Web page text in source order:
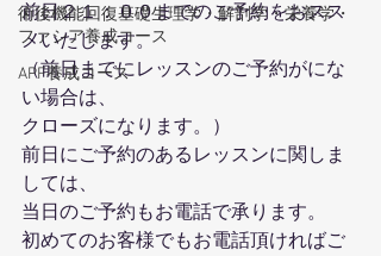
術後機能回復基礎生理学・解剖学・栄養学・
ファシア養成コース
APF養成コース
前日２１：００までのご予約をおスス
メいたします。
（前日までにレッスンのご予約がにな
い場合は、
クローズになります。）
前日にご予約のあるレッスンに関しま
しては、
当日のご予約もお電話で承ります。
初めてのお客様でもお電話頂ければご